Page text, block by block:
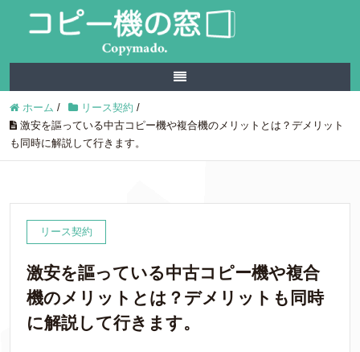
ホーム / リース契約 /
激安を謳っている中古コピー機や複合機のメリットとは？デメリット
も同時に解説して行きます。
リース契約
激安を謳っている中古コピー機や複合
機のメリットとは？デメリットも同時
に解説して行きます。